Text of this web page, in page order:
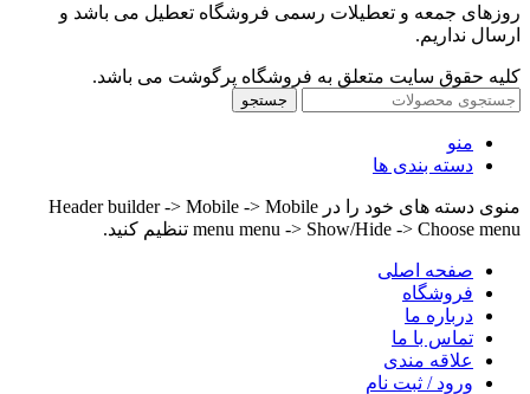
روزهای جمعه و تعطیلات رسمی فروشگاه تعطیل می باشد و
ارسال نداریم.
کلیه حقوق سایت متعلق به فروشگاه پرگوشت می باشد.
جستجو
منو
دسته بندی ها
منوی دسته های خود را در Header builder -> Mobile -> Mobile
menu menu -> Show/Hide -> Choose menu تنظیم کنید.
صفحه اصلی
فروشگاه
درباره ما
تماس با ما
علاقه مندی
ورود / ثبت نام